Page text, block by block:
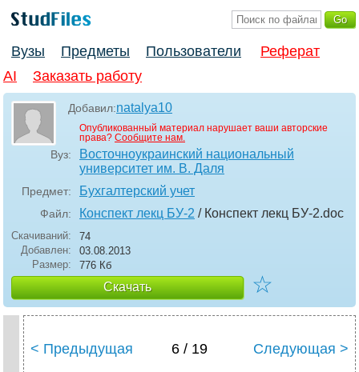
Вузы Предметы Пользователи
Реферат
AI
Заказать работу
Добавил:natalya10
Опубликованный материал нарушает ваши авторские
права? Сообщите нам.
Вуз:
Восточноукраинский национальный
университет им. В. Даля
Предмет: Бухгалтерский учет
Файл: Конспект лекц БУ-2 / Конспект лекц БУ-2.doc
Скачиваний:
74
Добавлен:
03.08.2013
Размер:
776 Кб
Скачать ☆
< Предыдущая 6 / 19 Следующая >